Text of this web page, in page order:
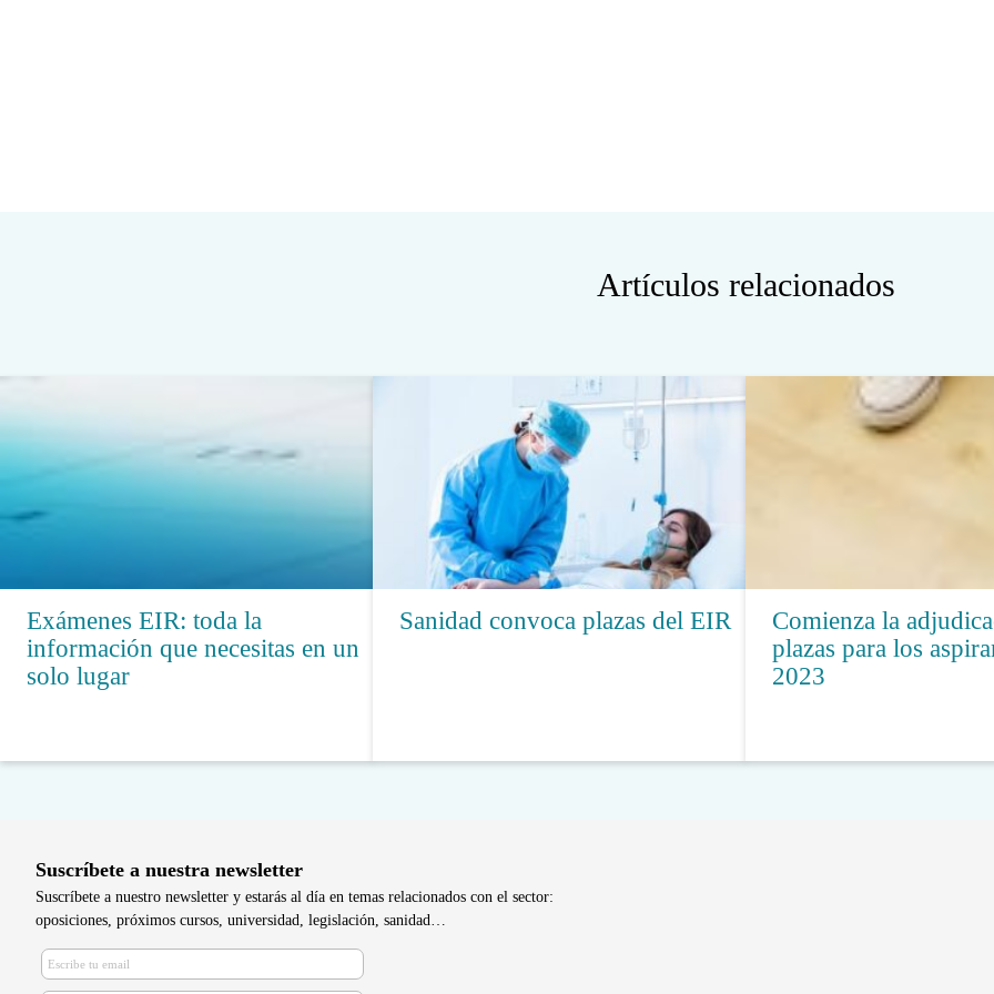
Artículos relacionados
Exámenes EIR: toda la
información que necesitas en un
solo lugar
Sanidad convoca plazas del EIR
Comienza la
plazas para los
2023
Suscríbete a nuestra newsletter
Suscríbete a nuestro newsletter y estarás al día en temas relacionados con el sector:
oposiciones, próximos cursos, universidad, legislación, sanidad…